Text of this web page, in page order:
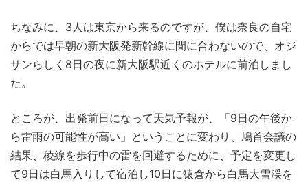
ちなみに、3人は東京から来るのですが、僕は奈良の自宅
からでは早朝の新大阪発新幹線に間に合わないので、オジ
サンらしく8日の夜に新大阪駅近くのホテルに前泊しまし
た。
ところが、出発前日になって天気予報が、「9日の午後か
ら雷雨の可能性が高い」ということに変わり、鳩首会議の
結果、稜線を歩行中の雷を回避するために、予定を変更し
て9日は白馬入りして宿泊し10日に猿倉から白馬大雪渓を